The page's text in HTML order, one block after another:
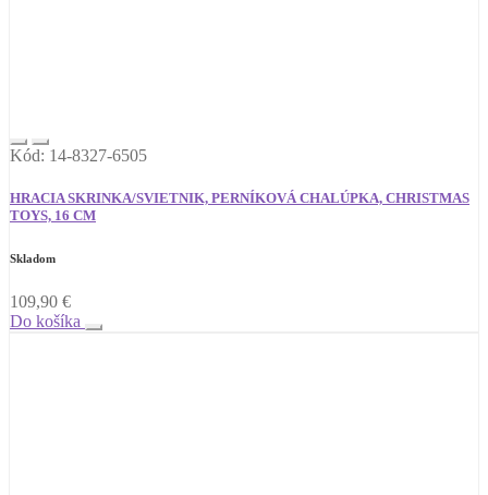
Kód: 14-8327-6505
HRACIA SKRINKA/SVIETNIK, PERNÍKOVÁ CHALÚPKA, CHRISTMAS
TOYS, 16 CM
Skladom
109,90 €
Do košíka